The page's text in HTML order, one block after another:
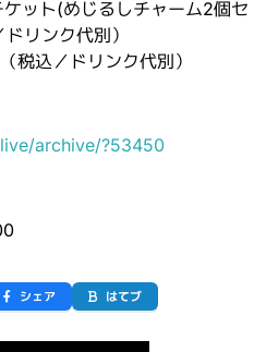
ット(めじるしチャーム2個セ
リンク代別）
込／ドリンク代別）
archive/?53450
シェア はてブ